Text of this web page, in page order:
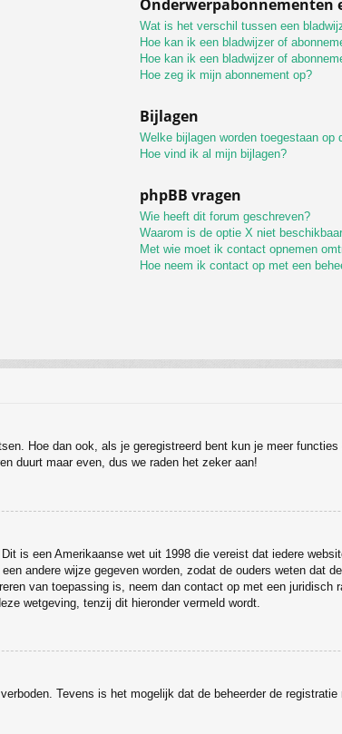
Onderwerpabonnementen
Wat is het verschil tussen een
Hoe kan ik een bladwijzer of
Hoe kan ik een bladwijzer of
Hoe zeg ik mijn abonnement op?
Bijlagen
Welke bijlagen worden toegestaan op
Hoe vind ik al mijn bijlagen?
phpBB vragen
Wie heeft dit forum geschreven?
Waarom is de optie X niet
Met wie moet ik contact opnemen
Hoe neem ik contact op met een
Hoe dan ook, als je geregistreerd bent kun je meer
duurt maar even, dus we raden het zeker aan!
is een Amerikaanse wet uit 1998 die vereist dat iedere
andere wijze gegeven worden, zodat de ouders weten dat
van toepassing is, neem dan contact op met een
wetgeving, tenzij dit hieronder vermeld wordt.
Tevens is het mogelijk dat de beheerder de